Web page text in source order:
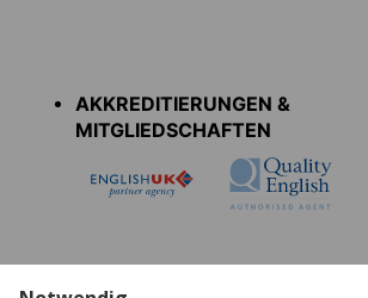
AKKREDITIERUNGEN &
MITGLIEDSCHAFTEN